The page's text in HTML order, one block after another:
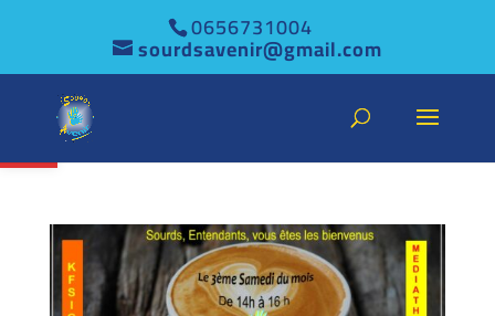
Ouvrir la barre d’outils
0656731004
sourdsavenir@gmail.com